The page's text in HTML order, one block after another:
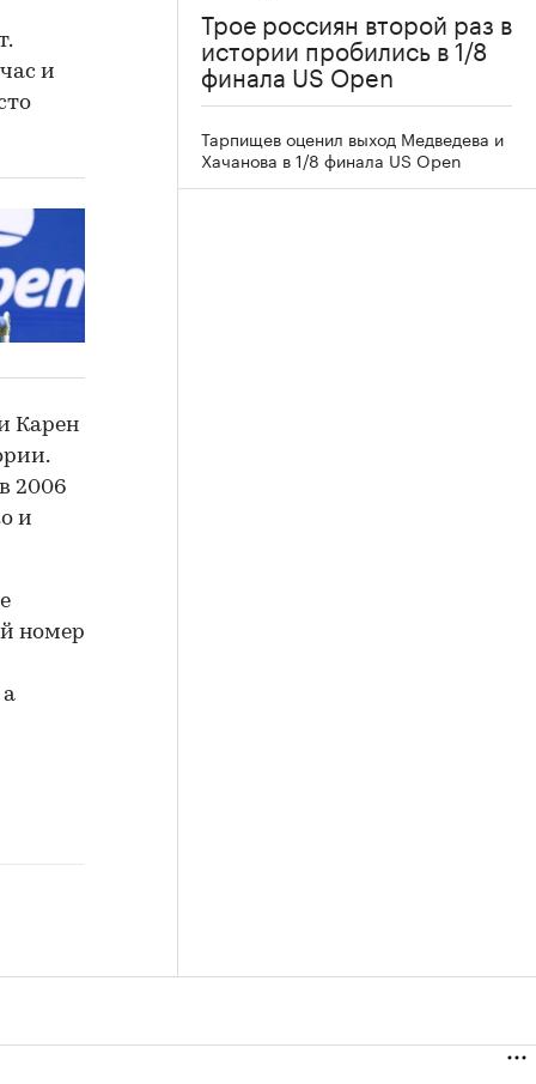
и
Карен
2006
и
номер
Трое россиян второй раз в
истории пробились в 1/8
финала US Open
Тарпищев оценил выход Медведева и
Хачанова в 1/8 финала US Open